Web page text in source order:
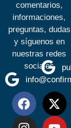
comentarios,
informaciones,
preguntas, dudas
y síguenos en
nuestras redes
sociales